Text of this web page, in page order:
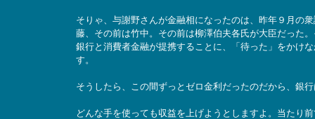
そりゃ、与謝野さんが金融相になったのは、昨年９月の
藤、その前は竹中。その前は柳澤伯夫各氏が大臣だった
銀行と消費者金融が提携することに、「待った」をかけ
す。
そうしたら、この間ずっとゼロ金利だったのだから、銀
どんな手を使っても収益を上げようとしますよ。当たり